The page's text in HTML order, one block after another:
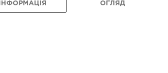
ІНФОРМАЦІЯ ОГЛЯД